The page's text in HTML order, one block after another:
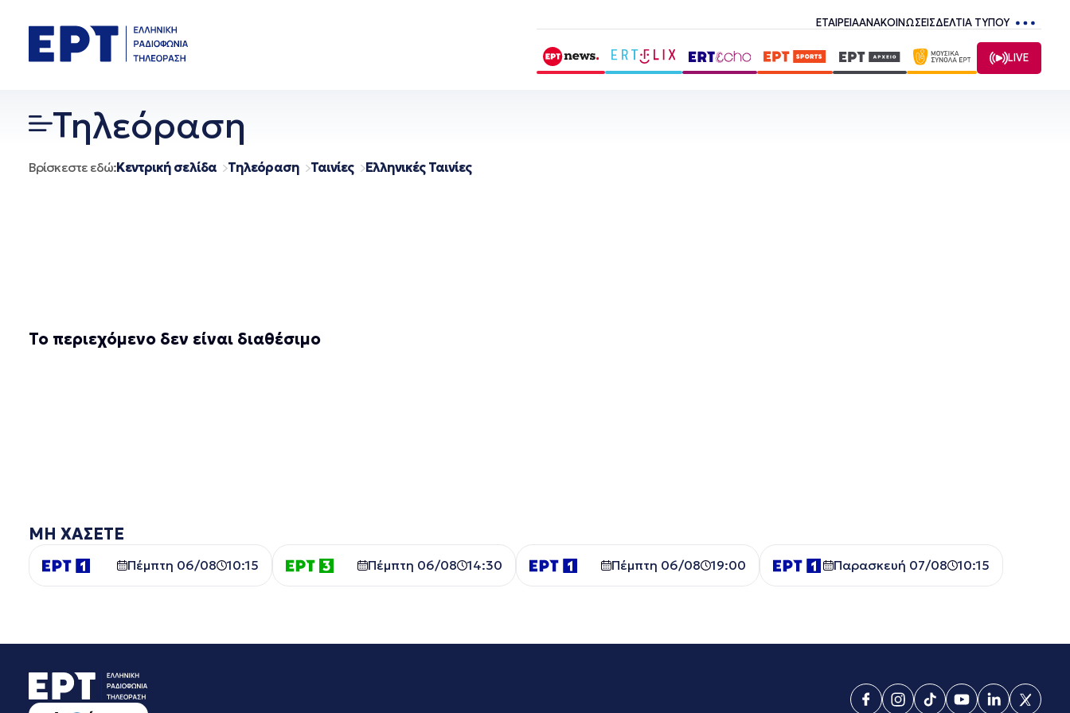
περιεχόμενο
ΕΤΑΙΡΕΙΑΑΝΑΚΟΙΝΩΣΕΙΣΔΕΛΤΙΑ ΤΥΠΟΥ
LIVE
Τηλεόραση
Βρίσκεστε εδώ:Κεντρική σελίδα Τηλεόραση Ταινίες Ελληνικές Ταινίες
Το περιεχόμενο δεν είναι διαθέσιμο
ΜΗ ΧΑΣΕΤΕ
Πέμπτη 06/08 10:15 Πέμπτη 06/08 14:30 Πέμπτη 06/08 19:00 Παρασκευή 07/08 10:15